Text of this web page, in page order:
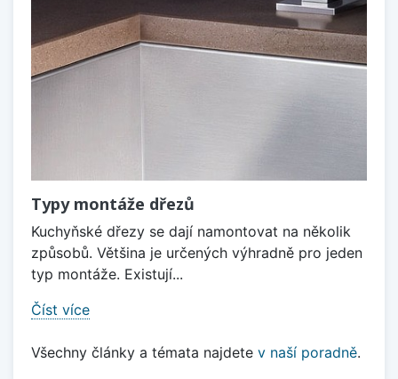
Typy montáže dřezů
Kuchyňské dřezy se dají namontovat na několik
způsobů. Většina je určených výhradně pro jeden
typ montáže. Existují...
Číst více
Všechny články a témata najdete v naší poradně.